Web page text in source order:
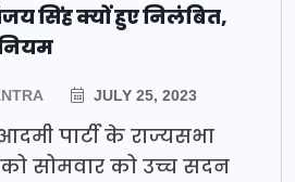
सिंह क्यों हुए निलंबित,
JULY 25, 2023
पार्टी के राज्यसभा
सोमवार को उच्च सदन